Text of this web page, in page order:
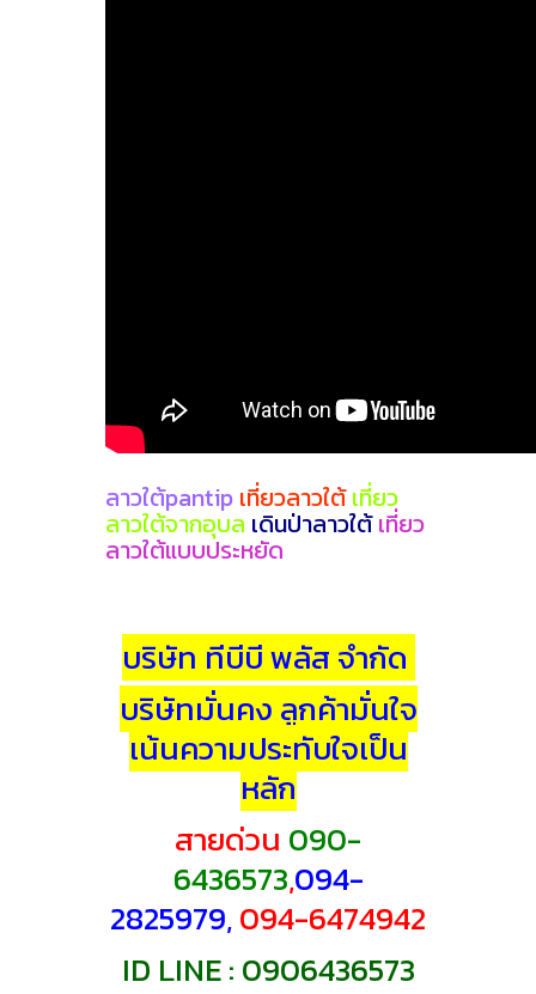
ลาวใต้pantip เที่ยวลาวใต้ เที่ยว
ลาวใต้จากอุบล เดินป่าลาวใต้เที่ยว
ลาวใต้แบบประหยัด
บริษัท ทีบีบี พลัส จำกัด
บริษัทมั่นคง ลูกค้ามั่นใจ
เน้นความประทับใจเป็น
หลัก
สายด่วน 090-
6436573,094-
2825979,094-6474942
ID LINE : 0906436573